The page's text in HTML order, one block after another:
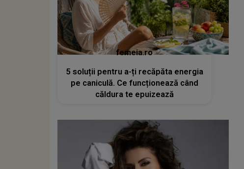
femeia.ro
5 soluții pentru a-ți recăpăta energia
pe caniculă. Ce funcționează când
căldura te epuizează